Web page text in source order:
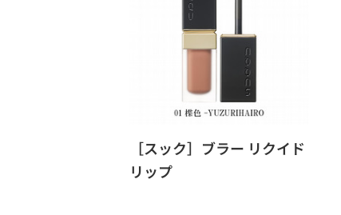
［スック］ブラー リクイド
リップ